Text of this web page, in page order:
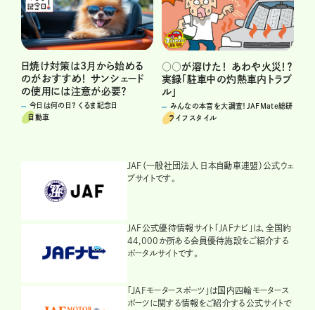
日焼け対策は3月から始める
のがおすすめ！ サンシェード
の使用には注意が必要？
今日は何の日？ くるま記念日
自動車
○○が溶けた！ あわや火災！？
実録「駐車中の灼熱車内トラブ
ル」
みんなの本音を大調査！JAFMate総研
ライフスタイル
JAF（一般社団法人 日本自動車連盟）公式ウェ
ブサイトです。
JAF公式優待情報サイト「JAFナビ」は、全国約
44,000か所ある会員優待施設をご紹介する
ポータルサイトです。
「JAFモータースポーツ」は国内四輪モータース
ポーツに関する情報をご紹介する公式サイトで